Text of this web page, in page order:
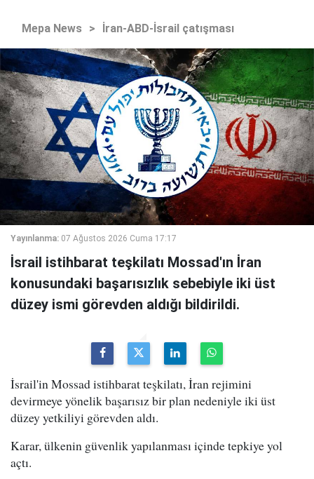
Mepa News > İran-ABD-İsrail çatışması
Yayınlanma: 07 Ağustos 2026 Cuma 17:17
İsrail istihbarat teşkilatı Mossad'ın İran
konusundaki başarısızlık sebebiyle iki üst
düzey ismi görevden aldığı bildirildi.
İsrail'in Mossad istihbarat teşkilatı, İran rejimini
devirmeye yönelik başarısız bir plan nedeniyle iki üst
düzey yetkiliyi görevden aldı.
Karar, ülkenin güvenlik yapılanması içinde tepkiye yol
açtı.